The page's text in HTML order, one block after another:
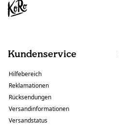
Kundenservice
Hilfebereich
Reklamationen
Rücksendungen
Versandinformationen
Versandstatus